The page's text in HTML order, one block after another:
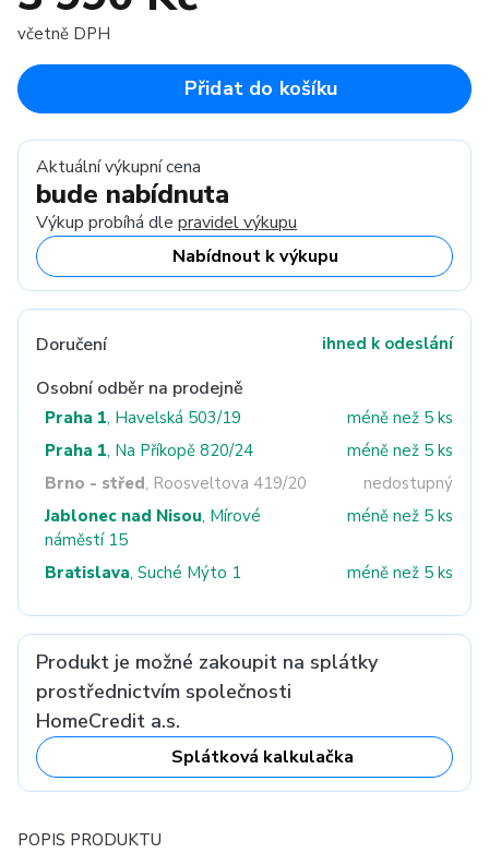
včetně DPH
Přidat do košíku
Aktuální výkupní cena
bude nabídnuta
Výkup probíhá dle pravidel výkupu
Nabídnout k výkupu
Doručení ihned k odeslání
Osobní odběr na prodejně
Praha 1, Havelská 503/19
méně než 5 ks
Praha 1, Na Příkopě 820/24
méně než 5 ks
Brno - střed, Roosveltova 419/20
nedostupný
Jablonec nad Nisou, Mírové
náměstí 15
méně než 5 ks
Bratislava, Suché Mýto 1 méně než 5 ks
Produkt je možné zakoupit na splátky
prostřednictvím společnosti
HomeCredit a.s.
Splátková kalkulačka
POPIS PRODUKTU